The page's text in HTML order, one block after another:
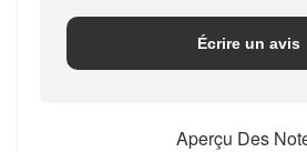
Écrire un avis
Aperçu Des